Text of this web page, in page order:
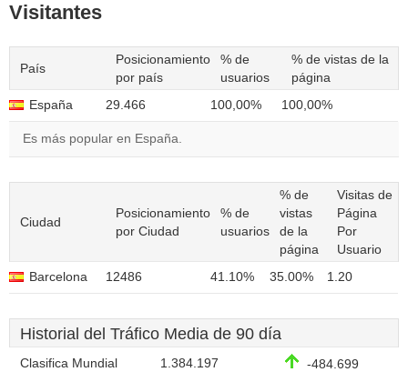
Visitantes
País
Posicionamiento
por país
% de
usuarios
% de vistas de la
página
España
29.466 100,00% 100,00%
Es más popular en España.
Ciudad
Posicionamiento
por Ciudad
% de
usuarios
% de
vistas
de la
página
Visitas de
Página
Por
Usuario
Barcelona
12486 41.10% 35.00% 1.20
Historial del Tráfico Media de 90 día
Clasifica Mundial 1.384.197 -484.699